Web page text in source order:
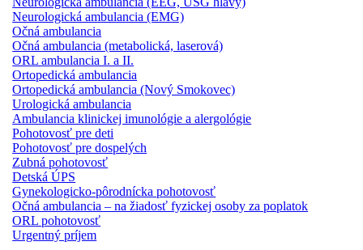
Neurologická ambulancia (EMG)
Očná ambulancia
Očná ambulancia (metabolická, laserová)
ORL ambulancia I. a II.
Ortopedická ambulancia
Ortopedická ambulancia (Nový Smokovec)
Urologická ambulancia
Ambulancia klinickej imunológie a alergológie
Pohotovosť pre deti
Pohotovosť pre dospelých
Zubná pohotovosť
Detská ÚPS
Gynekologicko-pôrodnícka pohotovosť
Očná ambulancia – na žiadosť fyzickej osoby za poplatok
ORL pohotovosť
Urgentný príjem